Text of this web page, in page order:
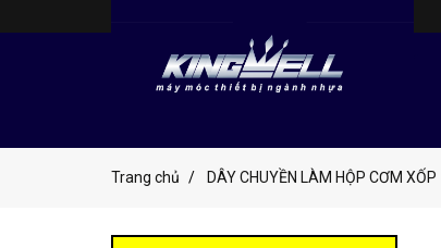
Trang chủ DÂY CHUYỀN LÀM HỘP CƠM XỐP